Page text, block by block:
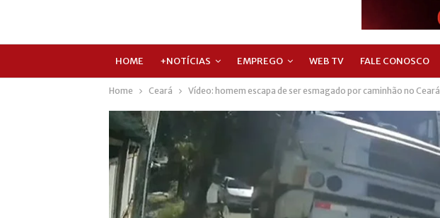
HOME +NOTÍCIAS EMPREGO WEB TV FALE CONOSCO
Home Ceará Vídeo: homem escapa de ser esmagado por caminhão no Ceará